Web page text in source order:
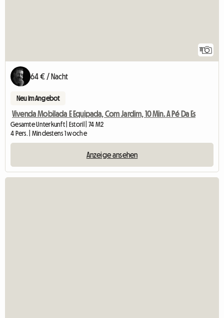
64 € / Nacht
Neu im Angebot
Vivenda Mobilada E Equipada, Com Jardim, 10 Min. A Pé Da Es
Gesamte Unterkunft | Estoril | 74 M2
4 Pers. | Mindestens 1 woche
Anzeige ansehen